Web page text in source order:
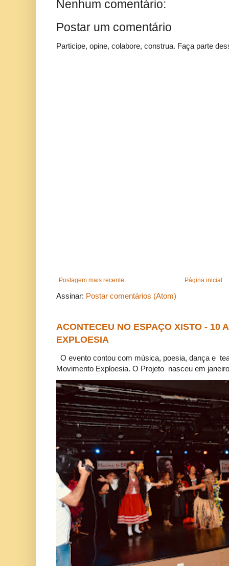
Nenhum comentário:
Postar um comentário
Participe, opine, colabore, construa. Faça parte
Postagem mais recente Página inicial
Assinar: Postar comentários (Atom)
ACONTECEU NO ESPAÇO XISTO - 10
EXPLOESIA
O evento contou com música, poesia, dança e
Movimento Exploesia. O Projeto nasceu em